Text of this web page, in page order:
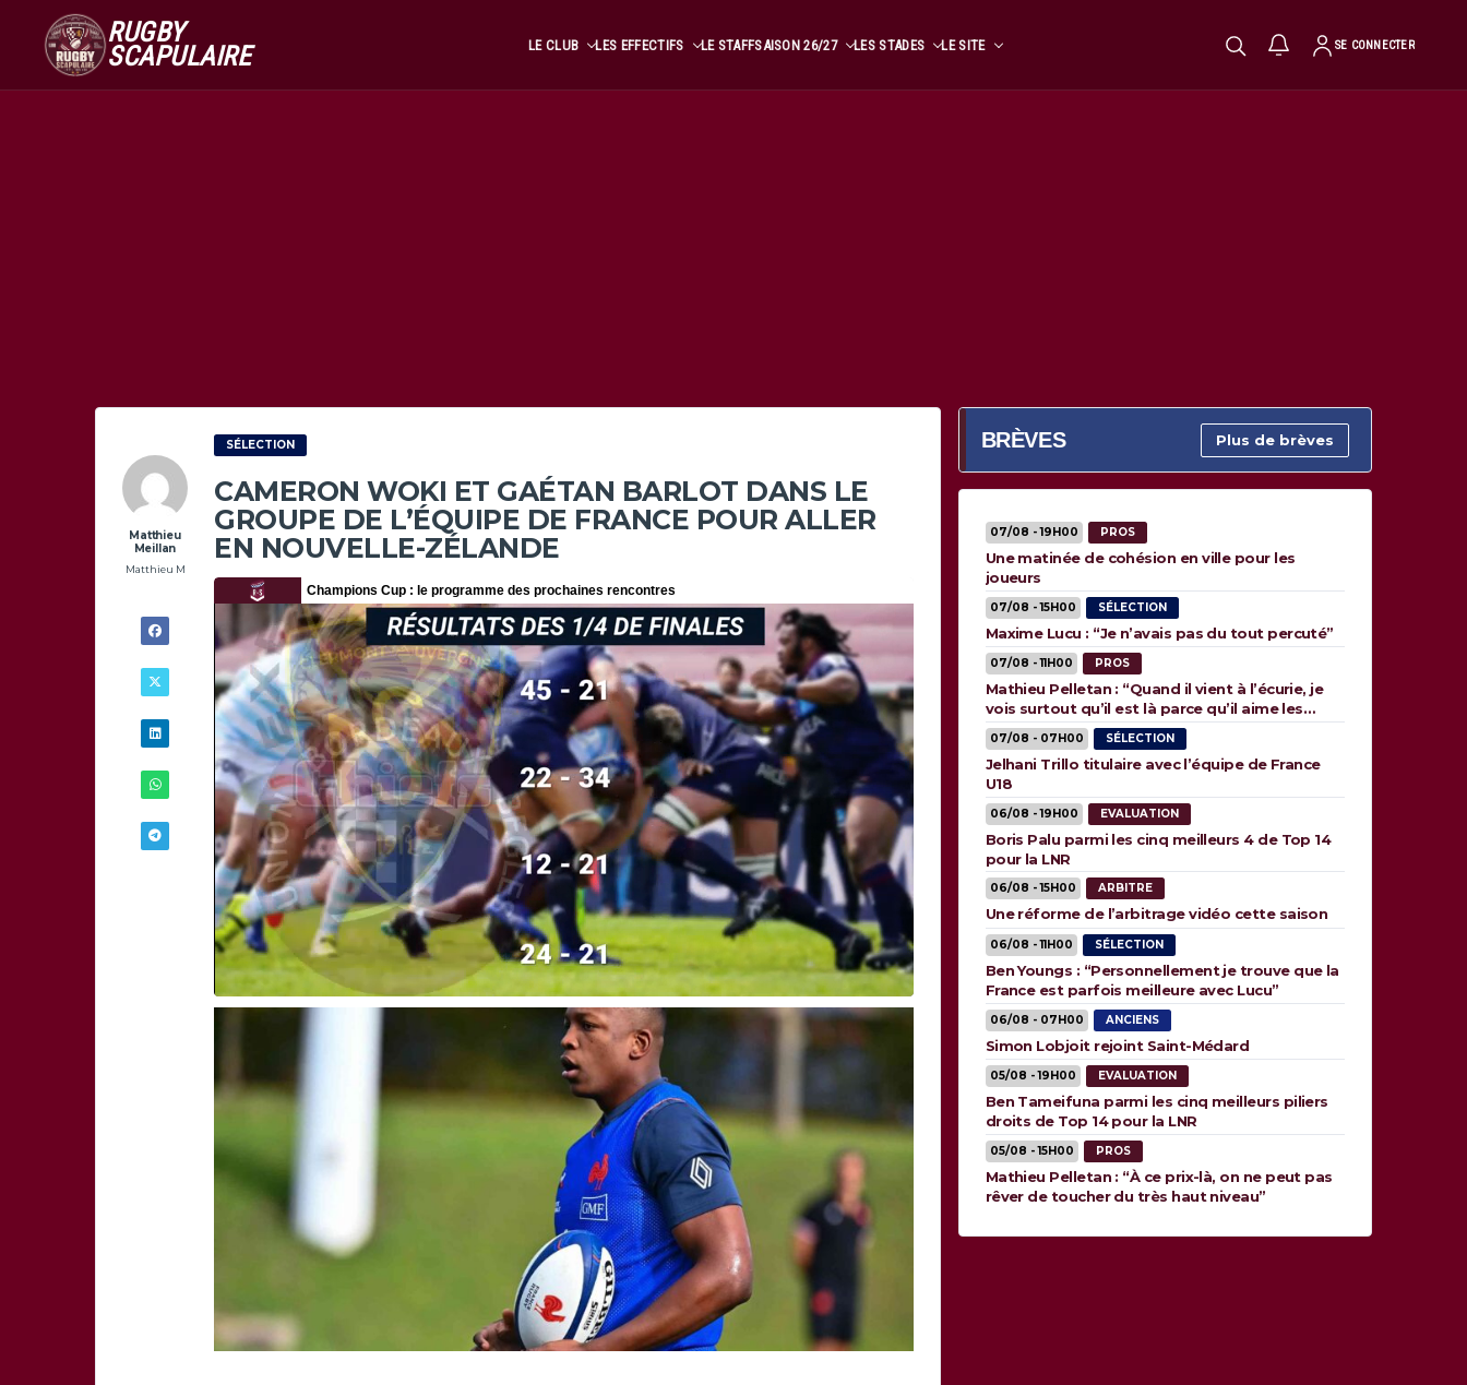
RUGBY
SCAPULAIRE LE CLUB LES EFFECTIFS LE STAFFSAISON 26/27 LES STADES LE SITE SE CONNECTER
Matthieu
Meillan
Matthieu M
SÉLECTION
CAMERON WOKI ET GAÉTAN BARLOT DANS LE
GROUPE DE L’ÉQUIPE DE FRANCE POUR ALLER
EN NOUVELLE-ZÉLANDE
BRÈVES Plus de brèves
07/08 - 19H00 PROS
Une matinée de cohésion en ville pour les
joueurs
07/08 - 15H00 SÉLECTION
Maxime Lucu : “Je n’avais pas du tout percuté”
07/08 - 11H00 PROS
Mathieu Pelletan : “Quand il vient à l’écurie, je
vois surtout qu’il est là parce qu’il aime les
animaux”
07/08 - 07H00 SÉLECTION
Jelhani Trillo titulaire avec l’équipe de France
U18
06/08 - 19H00 EVALUATION
Boris Palu parmi les cinq meilleurs 4 de Top 14
pour la LNR
06/08 - 15H00 ARBITRE
Une réforme de l’arbitrage vidéo cette saison
06/08 - 11H00 SÉLECTION
Ben Youngs : “Personnellement je trouve que la
France est parfois meilleure avec Lucu”
06/08 - 07H00 ANCIENS
Simon Lobjoit rejoint Saint-Médard
05/08 - 19H00 EVALUATION
Ben Tameifuna parmi les cinq meilleurs piliers
droits de Top 14 pour la LNR
05/08 - 15H00 PROS
Mathieu Pelletan : “À ce prix-là, on ne peut pas
rêver de toucher du très haut niveau”